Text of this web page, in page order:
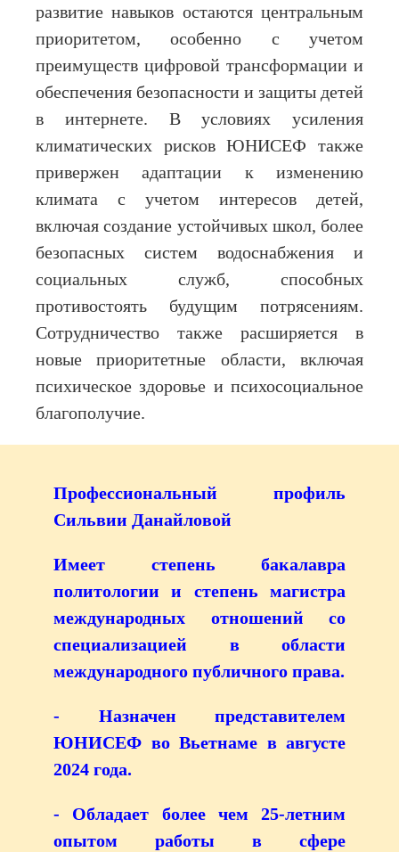
развитие навыков остаются центральным
приоритетом, особенно с учетом
преимуществ цифровой трансформации и
обеспечения безопасности и защиты детей
в интернете. В условиях усиления
климатических рисков ЮНИСЕФ также
привержен адаптации к изменению
климата с учетом интересов детей,
включая создание устойчивых школ, более
безопасных систем водоснабжения и
социальных служб, способных
противостоять будущим потрясениям.
Сотрудничество также расширяется в
новые приоритетные области, включая
психическое здоровье и психосоциальное
благополучие.
Профессиональный профиль
Сильвии Данайловой
Имеет степень бакалавра
политологии и степень магистра
международных отношений со
специализацией в области
международного публичного права.
- Назначен представителем
ЮНИСЕФ во Вьетнаме в августе
2024 года.
- Обладает более чем 25-летним
опытом работы в сфере